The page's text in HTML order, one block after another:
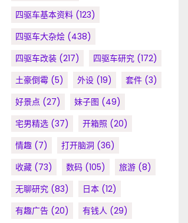
四驱车基本资料 (123)
四驱车大杂烩 (438)
四驱车改装 (217) 四驱车研究 (172)
土豪倒霉 (5) 外设 (19) 套件 (3)
好景点 (27) 妹子图 (49)
宅男精选 (37) 开箱照 (20)
情趣 (7) 打开脑洞 (36)
收藏 (73) 数码 (105) 旅游 (8)
无聊研究 (83) 日本 (12)
有趣广告 (20) 有钱人 (29)